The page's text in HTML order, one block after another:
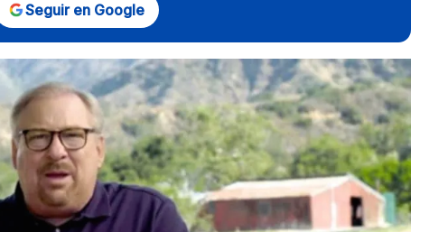
Seguir en Google